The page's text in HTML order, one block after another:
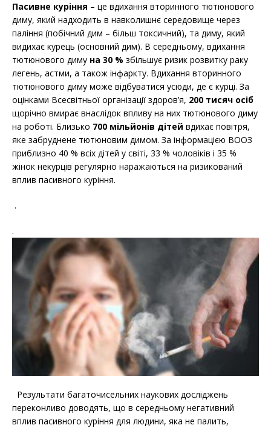
Пасивне куріння – це вдихання вторинного тютюнового
диму, який надходить в навколишнє середовище через
паління (побічний дим – більш токсичний), та диму, який
видихає курець (основний дим). В середньому, вдихання
тютюнового диму на 30 % збільшує ризик розвитку раку
легень, астми, а також інфаркту. Вдихання вторинного
тютюнового диму може відбуватися усюди, де є курці. За
оцінками Всесвітньої організації здоров’я, 200 тисяч осіб
щорічно вмирає внаслідок впливу на них тютюнового диму
на роботі. Близько 700 мільйонів дітей вдихає повітря,
яке забруднене тютюновим димом. За інформацією ВООЗ
приблизно 40 % всіх дітей у світі, 33 % чоловіків і 35 %
жінок некурців регулярно наражаються на ризикований
вплив пасивного куріння.
.
.
Результати багаточисельних наукових досліджень
переконливо доводять, що в середньому негативний
вплив пасивного куріння для людини, яка не палить,